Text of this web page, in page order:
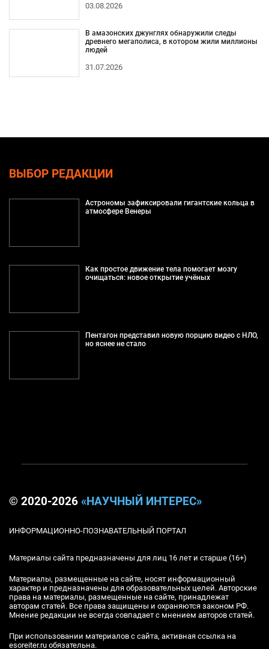
03.08.2026
В амазонских джунглях обнаружили следы
древнего мегаполиса, в котором жили миллионы
людей
31.07.2026
ВЫБОР РЕДАКЦИИ
Астрономы зафиксировали гигантские кольца в
атмосфере Венеры
Как простое движение тела помогает мозгу
очищаться: новое открытие учёных
Пентагон представил новую порцию видео с НЛО,
но яснее не стало
© 2020-2026 «НАУЧНЫЙ ИНТЕРЕС»
ИНФОРМАЦИОННО-ПОЗНАВАТЕЛЬНЫЙ ПОРТАЛ
Материалы сайта предназначены для лиц 16 лет и старше (16+)
Материалы, размещенные на сайте, носят информационный
характер и предназначены для образовательных целей. Авторские
права на материалы, размещенные на сайте, принадлежат
авторам статей. Все права защищены и охраняются законом РФ.
Мнение редакции не всегда совпадает с мнением авторов статей.
При использовании материалов с сайта, активная ссылка на
esoreiter.ru обязательна.